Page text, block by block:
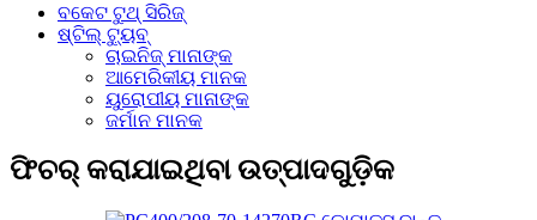
ବକେଟ ଟୁଥ୍ ସିରିଜ୍
ଷ୍ଟିଲ୍ ଟ୍ୟୁବ୍
ଚାଇନିଜ୍ ମାନାଙ୍କ
ଆମେରିକୀୟ ମାନକ
ୟୁରୋପୀୟ ମାନାଙ୍କ
ଜର୍ମାନ ମାନକ
ଫିଚର୍ କରାଯାଇଥିବା ଉତ୍ପାଦଗୁଡ଼ିକ